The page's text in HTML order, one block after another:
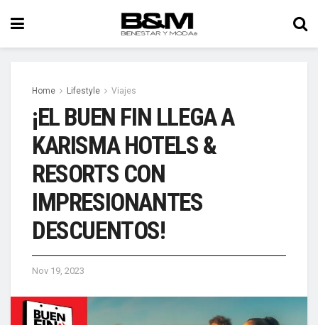
Home Lifestyle Viajes
¡EL BUEN FIN LLEGA A
KARISMA HOTELS &
RESORTS CON
IMPRESIONANTES
DESCUENTOS!
Nov 19, 2023